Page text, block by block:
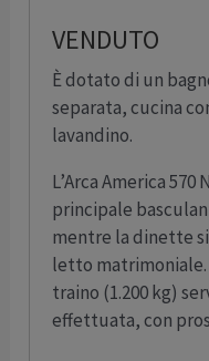
VENDUTO
È dotato di un
separata, cucina
lavandino.
L’Arca America
principale
mentre la dinette
letto matrimoniale.
traino (1.200 kg)
effettuata, con